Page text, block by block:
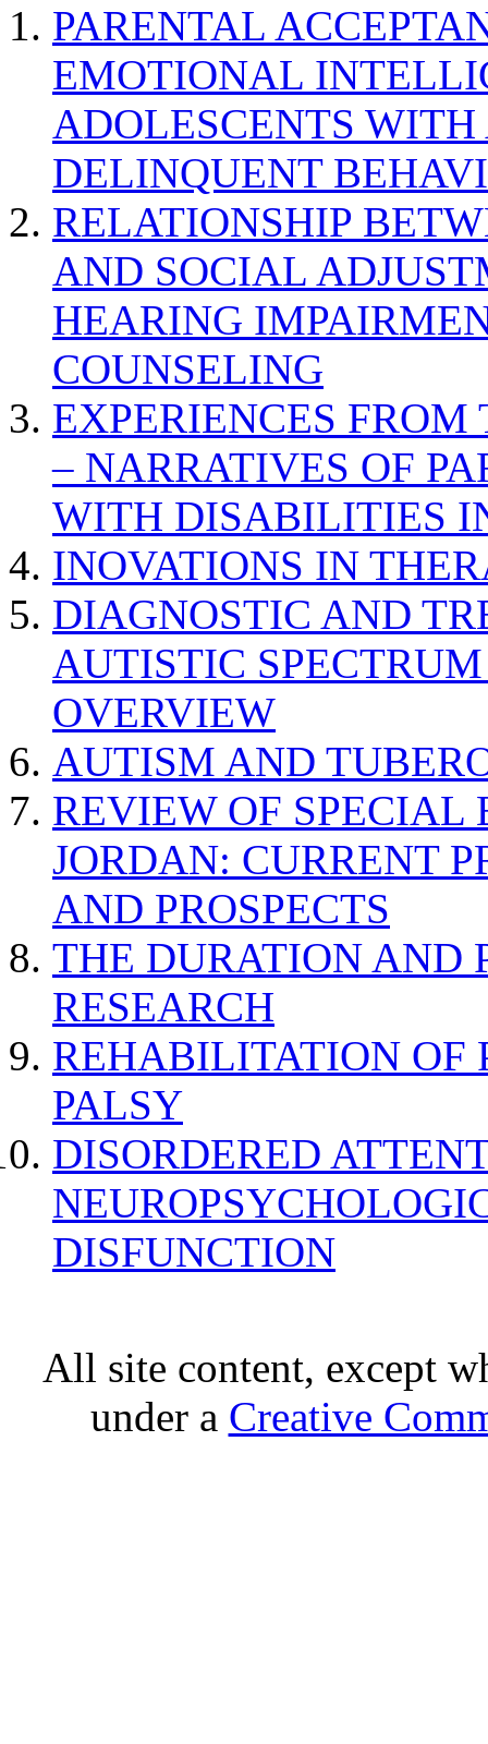
PARENTAL
EMOTIONAL
ADOLESCENTS
DELINQUENT
RELATIONSHIP
AND SOCIAL
HEARING
COUNSELING
EXPERIENCES
– NARRATIVES OF
WITH DISABILITIES
INOVATIONS IN
DIAGNOSTIC AND
AUTISTIC
OVERVIEW
AUTISM AND
REVIEW OF SPECIAL
JORDAN: CURRENT
AND PROSPECTS
THE DURATION AND
RESEARCH
REHABILITATION OF
PALSY
DISORDERED
DISFUNCTION
All site content, except
under a Creative